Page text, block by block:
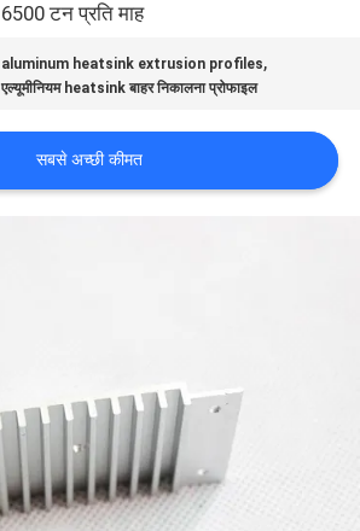
6500 टन प्रति माह
aluminum heatsink extrusion profiles,
एल्यूमीनियम heatsink बाहर निकालना प्रोफाइल
सबसे अच्छी कीमत